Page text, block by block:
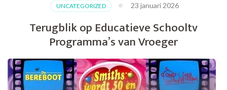
in
Natuur
UNCATEGORIZED 23 januari 2026
Terugblik op Educatieve Schooltv
Programma’s van Vroeger